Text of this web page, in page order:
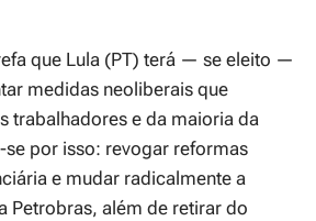
que Lula (PT) terá — se eleito —
medidas neoliberais que
trabalhadores e da maioria da
por isso: revogar reformas
e mudar radicalmente a
Petrobras, além de retirar do